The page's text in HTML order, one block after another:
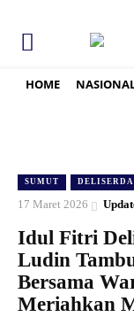
HOME
SUMUT
17 Maret 2026
Idul Fitri
Ludin
Bersama
Meriahkan